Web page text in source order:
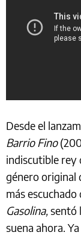
Desde el
Barrio Fino
indiscutible rey
género original
más
Gasolina,sentó
suena ahora.